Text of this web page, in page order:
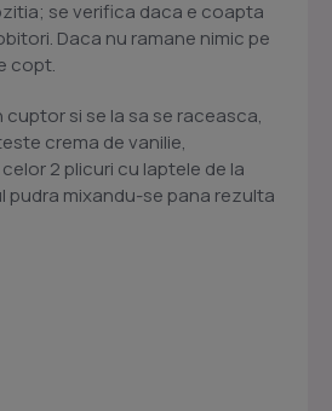
se verifica daca e coapta
Daca nu ramane nimic pe
copt.
si se la sa se raceasca,
crema de vanilie,
2 plicuri cu laptele de la
pudra mixandu-se pana rezulta